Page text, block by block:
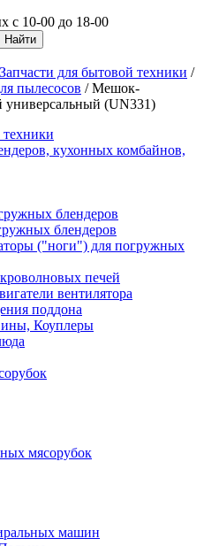
с 10-00 до 18-00
Запчасти для бытовой техники /
пылесосов /Мешок-
универсальный (UN331)
техники
кухонных комбайнов,
блендеров
блендеров
("ноги") для погружных
печей
вентилятора
поддона
Коуплеры
мясорубок
машин